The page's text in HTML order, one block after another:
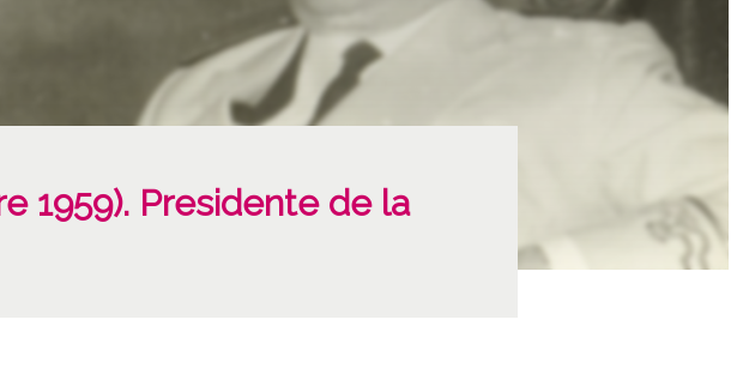
1959). Presidente de la